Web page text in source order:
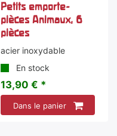
Petits emporte-
pièces Animaux, 6
pièces
acier inoxydable
En stock
13,90 € *
Dans le panier